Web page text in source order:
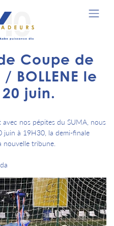
Coupe de
BOLLENE le
juin.
nos pépites du SUMA, nous
juin à 19H30, la demi-finale
nouvelle tribune.